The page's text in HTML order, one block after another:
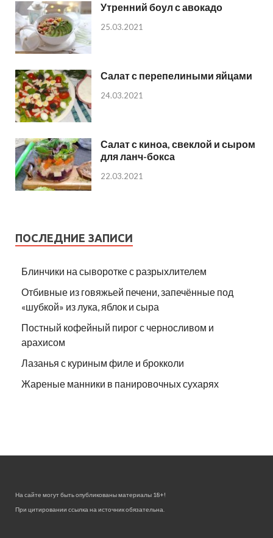
Утренний боул с авокадо
25.03.2021
Салат с перепелиными яйцами
24.03.2021
Салат с киноа, свеклой и сыром
для ланч-бокса
22.03.2021
ПОСЛЕДНИЕ ЗАПИСИ
Блинчики на сыворотке с разрыхлителем
Отбивные из говяжьей печени, запечённые под
«шубкой» из лука, яблок и сыра
Постный кофейный пирог с черносливом и
арахисом
Лазанья с куриным филе и брокколи
Жареные манники в панировочных сухарях
На сайте могут быть опубликованы материалы 18+!
При цитировании ссылка на источник обязательна.